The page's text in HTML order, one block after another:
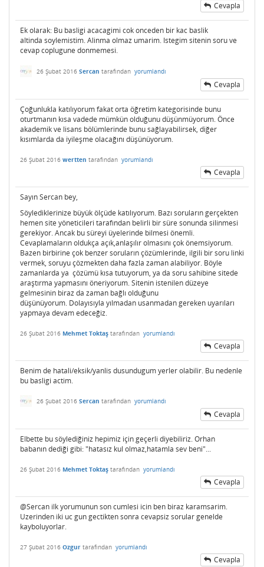
Cevapla
Ek olarak: Bu basligi acacagimi cok onceden bir kac baslik
altinda soylemistim. Alinma olmaz umarim. Istegim sitenin soru ve
cevap coplugune donmemesi.
26 Şubat 2016 Sercan tarafından yorumlandı
Cevapla
Çoğunlukla katılıyorum fakat orta öğretim kategorisinde bunu
oturtmanın kısa vadede mümkün olduğunu düşünmüyorum. Önce
akademik ve lisans bölümlerinde bunu sağlayabilirsek, diğer
kısımlarda da iyileşme olacağını düşünüyorum.
26 Şubat 2016 wertten tarafından yorumlandı
Cevapla
Sayın Sercan bey,
Söylediklerinize büyük ölçüde katılıyorum. Bazı soruların gerçekten
hemen site yöneticileri tarafından belirli bir süre sonunda silinmesi
gerekiyor. Ancak bu süreyi üyelerinde bilmesi önemli.
Cevaplamaların oldukça açık,anlaşılır olmasını çok önemsiyorum.
Bazen birbirine çok benzer soruların çözümlerinde, ilgili bir soru linki
vermek, soruyu çözmekten daha fazla zaman alabiliyor. Böyle
zamanlarda ya çözümü kısa tutuyorum, ya da soru sahibine sitede
araştırma yapmasını öneriyorum. Sitenin istenilen düzeye
gelmesinin biraz da zaman bağlı olduğunu
düşünüyorum. Dolayısıyla yılmadan usanmadan gereken uyarıları
yapmaya devam edeceğiz.
26 Şubat 2016 Mehmet Toktaş tarafından yorumlandı
Cevapla
Benim de hatali/eksik/yanlis dusundugum yerler olabilir. Bu nedenle
bu basligi actim.
26 Şubat 2016 Sercan tarafından yorumlandı
Cevapla
Elbette bu söylediğiniz hepimiz için geçerli diyebiliriz. Orhan
babanın dediği gibi: "hatasız kul olmaz,hatamla sev beni"...
26 Şubat 2016 Mehmet Toktaş tarafından yorumlandı
Cevapla
@Sercan ilk yorumunun son cumlesi icin ben biraz karamsarim.
Uzerinden iki uc gun gectikten sonra cevapsiz sorular genelde
kayboluyorlar.
27 Şubat 2016 Ozgur tarafından yorumlandı
Cevapla